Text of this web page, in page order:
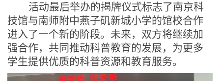
活动最后举办的揭牌仪式标志了南京科
技馆与南师附中燕子矶新城小学的馆校合作
进入了一个新的阶段。未来，双方将继续加
强合作，共同推动科普教育的发展，为更多
学生提供优质的科普资源和教育服务。